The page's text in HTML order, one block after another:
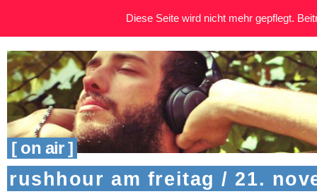
[ on air ]
rushhour am freitag / 21.
Diese Seite wird nicht mehr gepflegt.